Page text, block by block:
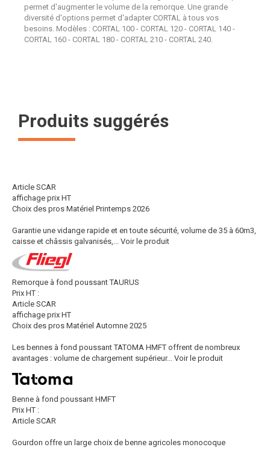
permet d'augmenter le volume de la remorque. Une grande
diversité d'options permet d'adapter CORTAL à tous vos
besoins. Modèles : CORTAL 100 - CORTAL 120 - CORTAL 140 -
CORTAL 160 - CORTAL 180 - CORTAL 210 - CORTAL 240.
Produits suggérés
Article SCAR
affichage prix HT
Choix des pros Matériel Printemps 2026
Garantie une vidange rapide et en toute sécurité, volume de 35 à 60m3,
caisse et châssis galvanisés,... Voir le produit
Remorque à fond poussant TAURUS
Prix HT :
Article SCAR
affichage prix HT
Choix des pros Matériel Automne 2025
Les bennes à fond poussant TATOMA HMFT offrent de nombreux
avantages : volume de chargement supérieur... Voir le produit
Benne à fond poussant HMFT
Prix HT :
Article SCAR
Gourdon offre un large choix de benne agricoles monocoque